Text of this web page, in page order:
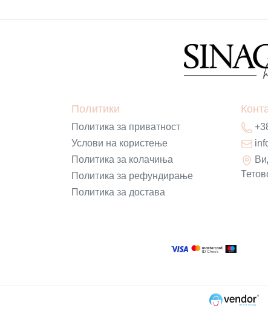
Политики
Политика за приватност
Услови на користење
Политика за колачиња
Политика за рефундирање
Политика за достава